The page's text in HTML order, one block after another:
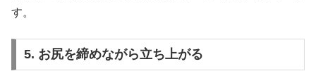
す。
5. お尻を締めながら立ち上がる